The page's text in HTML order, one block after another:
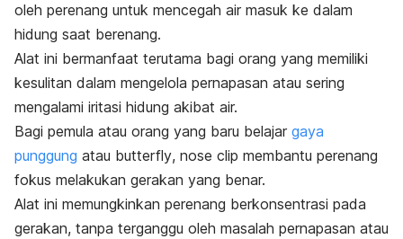
oleh perenang untuk mencegah air masuk ke dalam
hidung saat berenang.
Alat ini bermanfaat terutama bagi orang yang memiliki
kesulitan dalam mengelola pernapasan atau sering
mengalami iritasi hidung akibat air.
Bagi pemula atau orang yang baru belajar gaya
punggung atau butterfly, nose clip membantu perenang
fokus melakukan gerakan yang benar.
Alat ini memungkinkan perenang berkonsentrasi pada
gerakan, tanpa terganggu oleh masalah pernapasan atau